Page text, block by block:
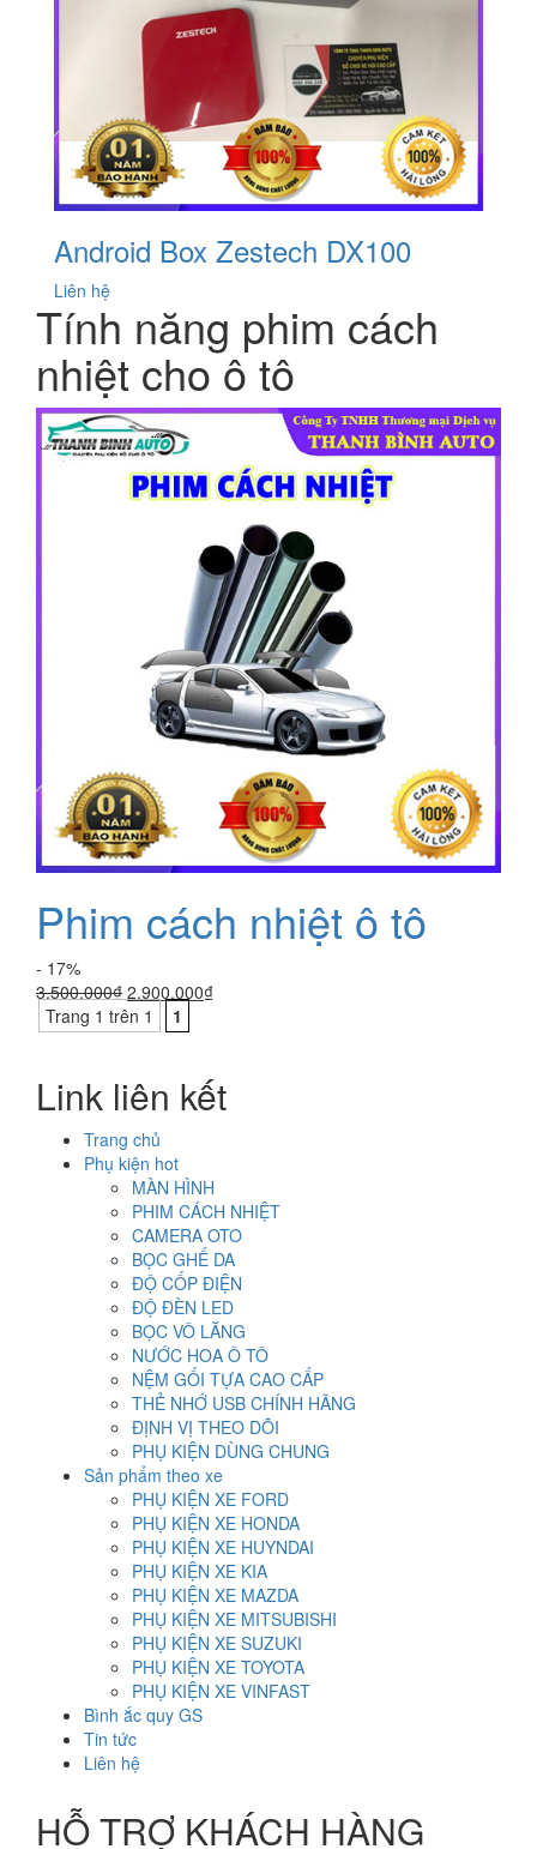
Android Box Zestech DX100
Liên hệ
Tính năng phim cách
nhiệt cho ô tô
Phim cách nhiệt ô tô
- 17%
3.500.000₫ Giá
gốc
là:
2.900.000₫Giá
2.900.000₫.
Trang 1 trên 1 1
Link liên kết
Trang chủ
Phụ kiện hot
MÀN HÌNH
PHIM CÁCH NHIỆT
CAMERA OTO
BỌC GHẾ DA
ĐỘ CỐP ĐIỆN
ĐỘ ĐÈN LED
BỌC VÔ LĂNG
NƯỚC HOA Ô TÔ
NỆM GỐI TỰA CAO CẤP
THẺ NHỚ USB CHÍNH HÃNG
ĐỊNH VỊ THEO DÕI
PHỤ KIỆN DÙNG CHUNG
Sản phẩm theo xe
PHỤ KIỆN XE FORD
PHỤ KIỆN XE HONDA
PHỤ KIỆN XE HUYNDAI
PHỤ KIỆN XE KIA
PHỤ KIỆN XE MAZDA
PHỤ KIỆN XE MITSUBISHI
PHỤ KIỆN XE SUZUKI
PHỤ KIỆN XE TOYOTA
PHỤ KIỆN XE VINFAST
Bình ắc quy GS
Tin tức
Liên hệ
HỖ TRỢ KHÁCH HÀNG